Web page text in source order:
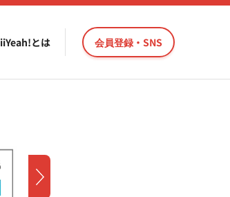
iiYeah!とは 会員登録・SNS